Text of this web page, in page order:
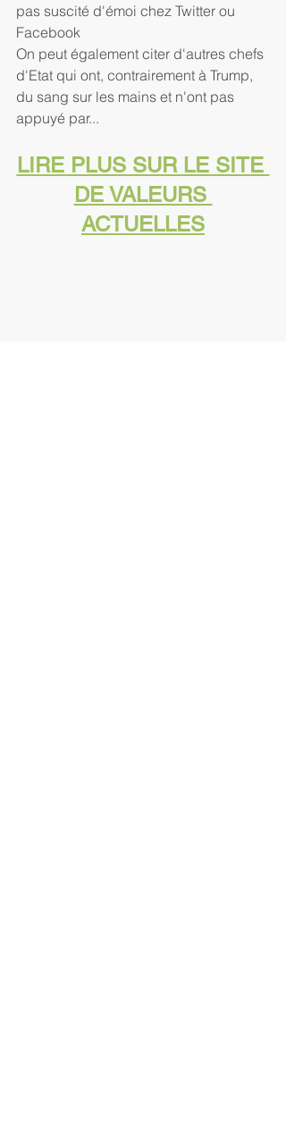
pas suscité d'émoi chez Twitter ou
Facebook
On peut également citer d'autres chefs
d'Etat qui ont, contrairement à Trump,
du sang sur les mains et n'ont pas
appuyé par...
LIRE PLUS SUR LE SITE
DE VALEURS
ACTUELLES